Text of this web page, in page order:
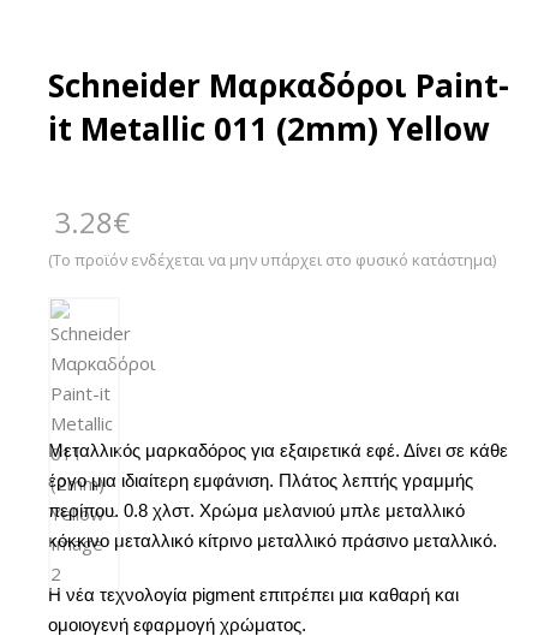
Schneider Μαρκαδόροι Paint-
it Metallic 011 (2mm) Yellow
3.28€
(Το προϊόν ενδέχεται να μην υπάρχει στο φυσικό κατάστημα)
Μεταλλικός μαρκαδόρος για εξαιρετικά εφέ. Δίνει σε κάθε
έργο μια ιδιαίτερη εμφάνιση. Πλάτος λεπτής γραμμής
περίπου. 0.8 χλστ. Χρώμα μελανιού μπλε μεταλλικό
κόκκινο μεταλλικό κίτρινο μεταλλικό πράσινο μεταλλικό.
Η νέα τεχνολογία pigment επιτρέπει μια καθαρή και
ομοιογενή εφαρμογή χρώματος.